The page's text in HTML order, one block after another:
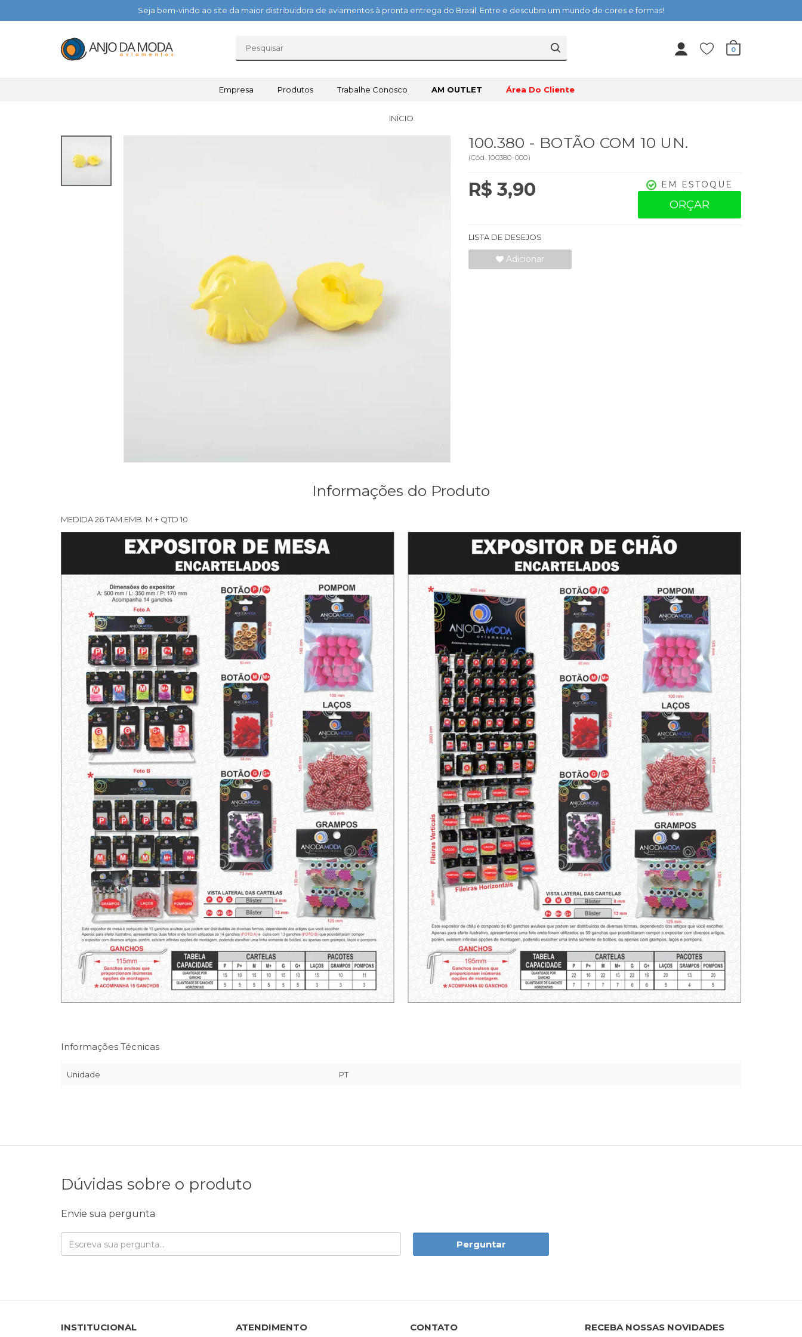
Seja bem-vindo ao site da maior distribuidora de aviamentos à pronta entrega do Brasil. Entre e descubra um mundo de cores e formas!
0
Empresa Produtos Trabalhe Conosco AM OUTLET Área Do Cliente
INÍCIO
100.380 - BOTÃO COM 10 UN.
(Cód. 100380-000)
R$ 3,90 EM ESTOQUE
ORÇAR
LISTA DE DESEJOS
Adicionar
Informações do Produto
MEDIDA 26 TAM.EMB. M + QTD 10
Informações Técnicas
Unidade PT
Dúvidas sobre o produto
Envie sua pergunta
Perguntar
INSTITUCIONAL ATENDIMENTO CONTATO RECEBA NOSSAS NOVIDADES